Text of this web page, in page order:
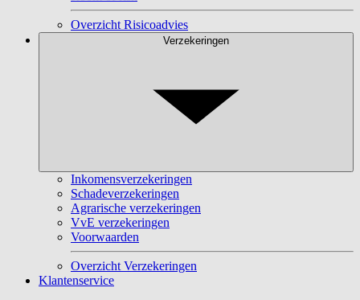
Overzicht Risicoadvies
Verzekeringen
Inkomensverzekeringen
Schadeverzekeringen
Agrarische verzekeringen
VvE verzekeringen
Voorwaarden
Overzicht Verzekeringen
Klantenservice